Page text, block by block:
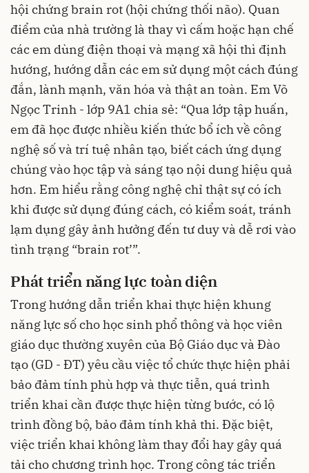
hội chứng brain rot (hội chứng thối não). Quan
điểm của nhà trường là thay vì cấm hoặc hạn chế
các em dùng điện thoại và mạng xã hội thì định
hướng, hướng dẫn các em sử dụng một cách đúng
đắn, lành mạnh, văn hóa và thật an toàn. Em Võ
Ngọc Trinh - lớp 9A1 chia sẻ: “Qua lớp tập huấn,
em đã học được nhiều kiến thức bổ ích về công
nghệ số và trí tuệ nhân tạo, biết cách ứng dụng
chúng vào học tập và sáng tạo nội dung hiệu quả
hơn. Em hiểu rằng công nghệ chỉ thật sự có ích
khi được sử dụng đúng cách, có kiểm soát, tránh
lạm dụng gây ảnh hưởng đến tư duy và dễ rơi vào
tình trạng “brain rot’”.
Phát triển năng lực toàn diện
Trong hướng dẫn triển khai thực hiện khung
năng lực số cho học sinh phổ thông và học viên
giáo dục thường xuyên của Bộ Giáo dục và Đào
tạo (GD - ĐT) yêu cầu việc tổ chức thực hiện phải
bảo đảm tính phù hợp và thực tiễn, quá trình
triển khai cần được thực hiện từng bước, có lộ
trình đồng bộ, bảo đảm tính khả thi. Đặc biệt,
việc triển khai không làm thay đổi hay gây quá
tải cho chương trình học. Trong công tác triển